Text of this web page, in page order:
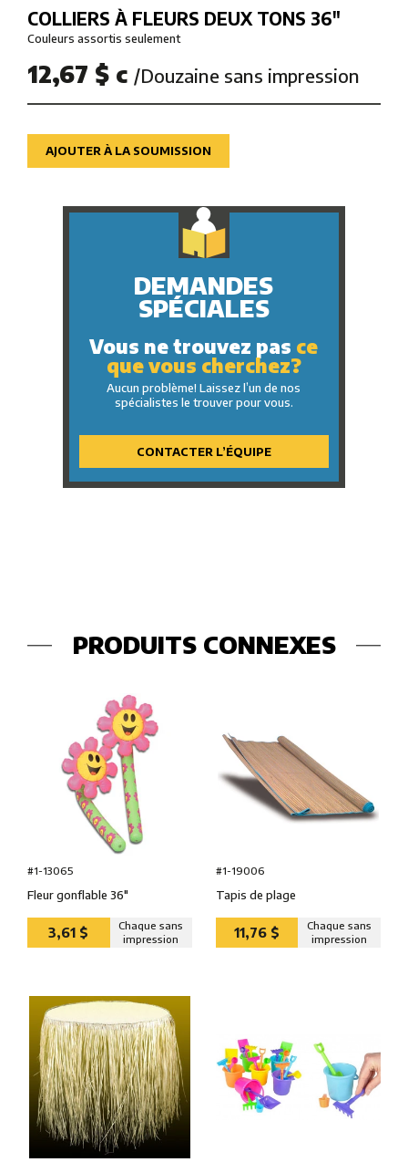
COLLIERS À FLEURS DEUX TONS 36″
Couleurs assortis seulement
12,67 $ c /Douzaine sans impression
AJOUTER À LA SOUMISSION
DEMANDES
SPÉCIALES
Vous ne trouvez pas ce
que vous cherchez?
Aucun problème! Laissez l’un de nos
spécialistes le trouver pour vous.
CONTACTER L’ÉQUIPE
PRODUITS CONNEXES
#1-13065
Fleur gonflable 36″
3,61 $
Chaque sans
impression
#1-19006
Tapis de plage
11,76 $
Chaque sans
impression